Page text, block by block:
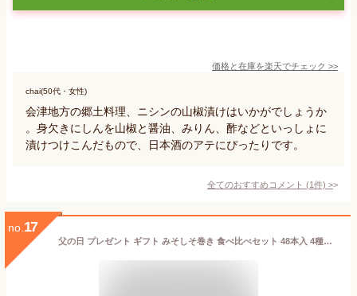
価格と在庫を楽天でチェック >>
chai(50代・女性)
会津地方の郷土料理、ニシンの山椒漬けはいかがでしょうか
。身欠きにしんを山椒と醤油、みりん、酢などといっしょに
漬けつけこんだもので、日本酒のアテにぴったりです。
全てのおすすめコメント (1件) >
no. 17
父の日 プレゼント ギフト みそしそ巻き 食べ比べセット 48本入 4種詰め合わせ（ 蜂蜜 辛味噌 えごま 酒粕 を各1袋）【 送料無料 宅配便 産直 ご飯のお供 お酒 おつまみ 家飲み 宅飲み おつまみ 肴 珍味 味噌しそ巻き 紫蘇巻き 東北 福島】 FP